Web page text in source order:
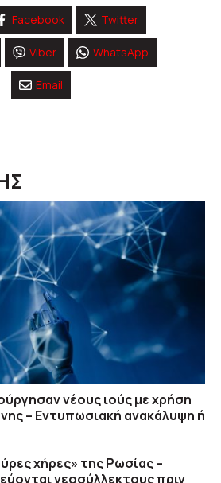
Facebook Twitter
Viber WhatsApp
Email
νέους ιούς με χρήση
– Εντυπωσιακή ανακάλυψη ή
χήρες» της Ρωσίας –
νεοσύλλεκτους πριν